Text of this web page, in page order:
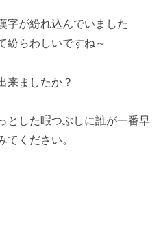
字が紛れ込んでいました
紛らわしいですね～
来ましたか？
とした暇つぶしに誰が一番早
てください。